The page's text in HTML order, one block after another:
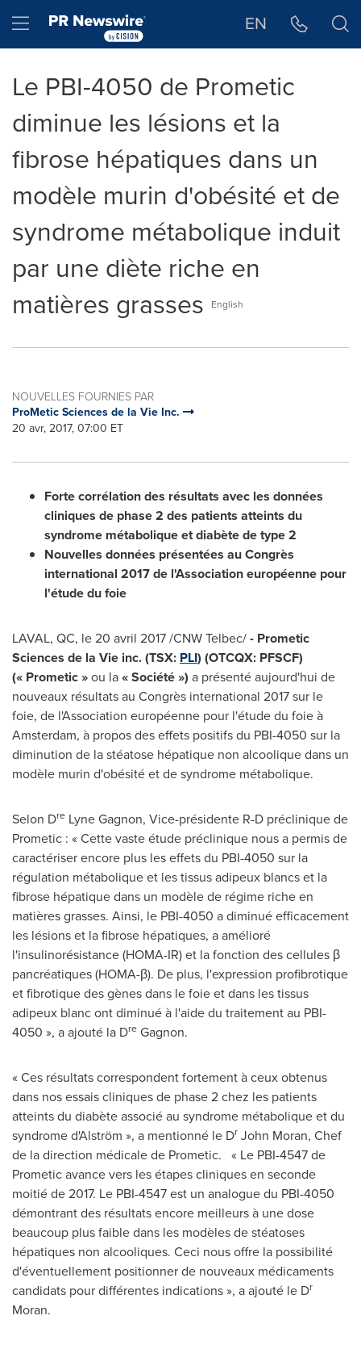
Hamburger menu EN
Le PBI-4050 de Prometic
diminue les lésions et la
fibrose hépatiques dans un
modèle murin d'obésité et de
syndrome métabolique induit
par une diète riche en
matières grasses
English
NOUVELLES FOURNIES PAR
ProMetic Sciences de la Vie Inc.
20 avr, 2017, 07:00 ET
Forte corrélation des résultats avec les données
cliniques de phase 2 des patients atteints du
syndrome métabolique et diabète de type 2
Nouvelles données présentées au Congrès
international 2017 de l'Association européenne pour
l'étude du foie
LAVAL, QC, le 20 avril 2017 /CNW Telbec/- Prometic
Sciences de la Vie inc. (TSX: PLI) (OTCQX: PFSCF)
(« Prometic »ou la« Société ») a présenté aujourd'hui de
nouveaux résultats au Congrès international 2017 sur le
foie, de l'Association européenne pour l'étude du foie à
Amsterdam, à propos des effets positifs du PBI-4050 sur la
diminution de la stéatose hépatique non alcoolique dans un
modèle murin d'obésité et de syndrome métabolique.
Selon Dre Lyne Gagnon, Vice-présidente R-D préclinique de
Prometic : « Cette vaste étude préclinique nous a permis de
caractériser encore plus les effets du PBI-4050 sur la
régulation métabolique et les tissus adipeux blancs et la
fibrose hépatique dans un modèle de régime riche en
matières grasses. Ainsi, le PBI-4050 a diminué efficacement
les lésions et la fibrose hépatiques, a amélioré
l'insulinorésistance (HOMA-IR) et la fonction des cellules β
pancréatiques (HOMA-β). De plus, l'expression profibrotique
et fibrotique des gènes dans le foie et dans les tissus
adipeux blanc ont diminué à l'aide du traitement au PBI-
4050 », a ajouté la Dre Gagnon.
« Ces résultats correspondent fortement à ceux obtenus
dans nos essais cliniques de phase 2 chez les patients
atteints du diabète associé au syndrome métabolique et du
syndrome d'Alström », a mentionné le Dr John Moran, Chef
de la direction médicale de Prometic. « Le PBI-4547 de
Prometic avance vers les étapes cliniques en seconde
moitié de 2017. Le PBI-4547 est un analogue du PBI-4050
démontrant des résultats encore meilleurs à une dose
beaucoup plus faible dans les modèles de stéatoses
hépatiques non alcooliques. Ceci nous offre la possibilité
d'éventuellement positionner de nouveaux médicaments
candidats pour différentes indications », a ajouté le Dr
Moran.